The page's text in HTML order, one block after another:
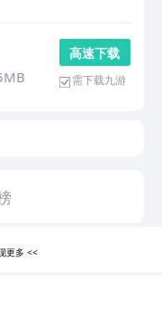
高 速 下 载
需下载九游
更多<<